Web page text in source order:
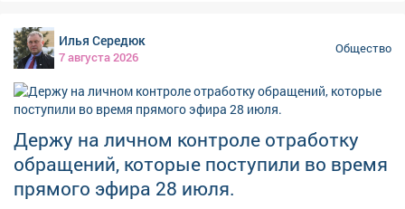
#СпасибоСтроителям
детского отдыха: уже в следующем году начнётся
строительство двух новых корпусов в центре
«Авангард». 👉Подробности-в нашем материале!
Илья Середюк
7 августа 2026
Общество
Держу на личном контроле отработку
обращений, которые поступили во время
прямого эфира 28 июля.